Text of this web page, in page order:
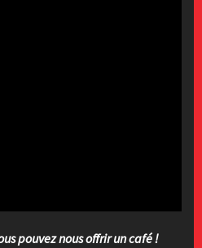
pouvez nous offrir un café !